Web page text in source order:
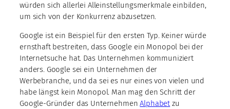
würden sich allerlei Alleinstellungsmerkmale einbilden,
um sich von der Konkurrenz abzusetzen.
Google ist ein Beispiel für den ersten Typ. Keiner würde
ernsthaft bestreiten, dass Google ein Monopol bei der
Internetsuche hat. Das Unternehmen kommuniziert
anders. Google sei ein Unternehmen der
Werbebranche, und da sei es nur eines von vielen und
habe längst kein Monopol. Man mag den Schritt der
Google-Gründer das UnternehmenAlphabet zu